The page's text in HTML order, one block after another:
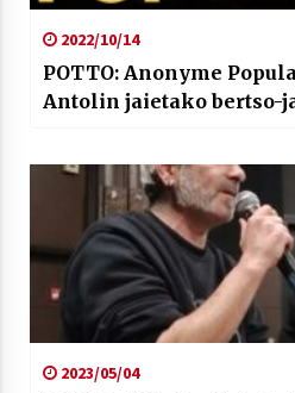
2022/10/14
POTTO: Anonyme
Antolin jaietako bertso-
2023/05/04